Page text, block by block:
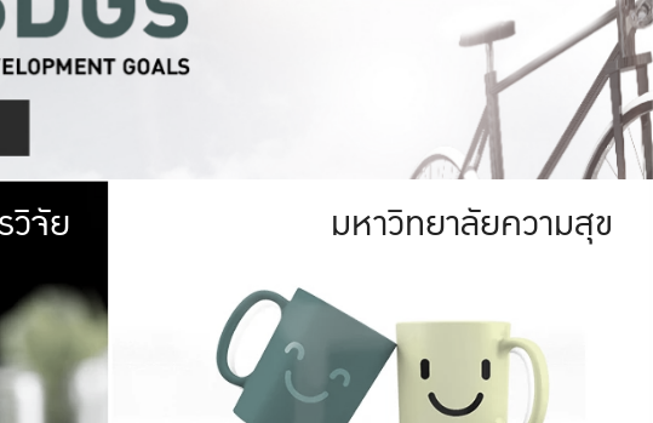
ทยาลัย
มีพื้นที่เขียวสดใส หนาแน่น
นเมือง (URBAN FOREST)
AGRICULTURE)
กันได้ประมาณ 1,400 ไร่
วิจัย มหาวิทยาลัย
ให้กับประชาชน
มหาวิทยาลัยความสุข